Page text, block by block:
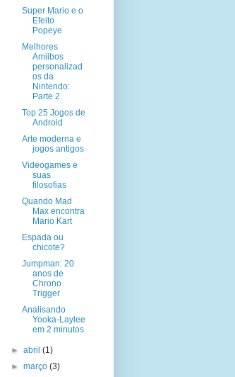
Super Mario e o
Efeito
Popeye
Melhores
Amiibos
personalizad
os da
Nintendo:
Parte 2
Top 25 Jogos de
Android
Arte moderna e
jogos antigos
Videogames e
suas
filosofias
Quando Mad
Max encontra
Mario Kart
Espada ou
chicote?
Jumpman: 20
anos de
Chrono
Trigger
Analisando
Yooka-Laylee
em 2 minutos
►abril(1)
►março(3)